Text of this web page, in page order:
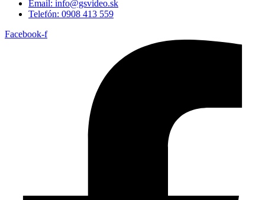
Email: info@gsvideo.sk
Telefón: 0908 413 559
Facebook-f